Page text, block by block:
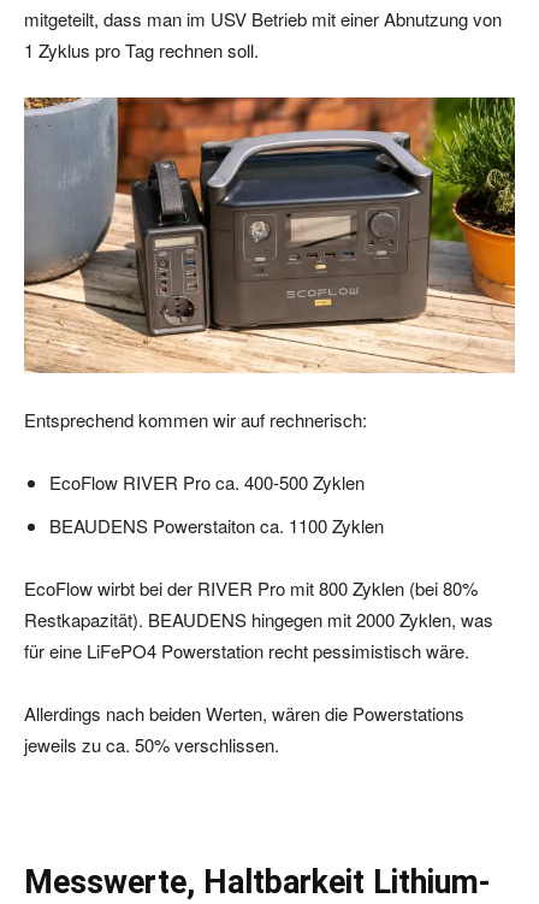
mitgeteilt, dass man im USV Betrieb mit einer Abnutzung von
1 Zyklus pro Tag rechnen soll.
Entsprechend kommen wir auf rechnerisch:
EcoFlow RIVER Pro ca. 400-500 Zyklen
BEAUDENS Powerstaiton ca. 1100 Zyklen
EcoFlow wirbt bei der RIVER Pro mit 800 Zyklen (bei 80%
Restkapazität). BEAUDENS hingegen mit 2000 Zyklen, was
für eine LiFePO4 Powerstation recht pessimistisch wäre.
Allerdings nach beiden Werten, wären die Powerstations
jeweils zu ca. 50% verschlissen.
Messwerte, Haltbarkeit Lithium-